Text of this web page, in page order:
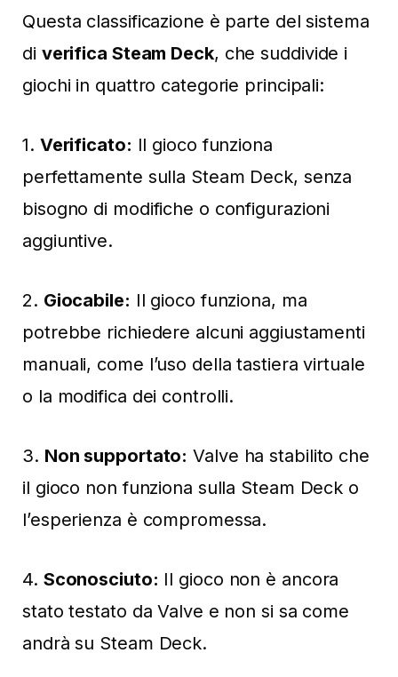
Questa classificazione è parte del sistema
di verifica Steam Deck, che suddivide i
giochi in quattro categorie principali:
1. Verificato: Il gioco funziona
perfettamente sulla Steam Deck, senza
bisogno di modifiche o configurazioni
aggiuntive.
2. Giocabile: Il gioco funziona, ma
potrebbe richiedere alcuni aggiustamenti
manuali, come l’uso della tastiera virtuale
o la modifica dei controlli.
3. Non supportato: Valve ha stabilito che
il gioco non funziona sulla Steam Deck o
l’esperienza è compromessa.
4. Sconosciuto: Il gioco non è ancora
stato testato da Valve e non si sa come
andrà su Steam Deck.